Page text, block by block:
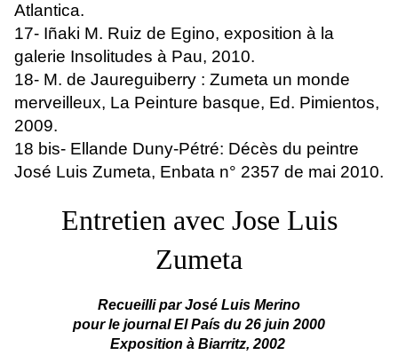
Atlantica.
17- Iñaki M. Ruiz de Egino, exposition à la
galerie Insolitudes à Pau, 2010.
18- M. de Jaureguiberry : Zumeta un monde
merveilleux, La Peinture basque, Ed. Pimientos,
2009.
18 bis- Ellande Duny-Pétré: Décès du peintre
José Luis Zumeta, Enbata n° 2357 de mai 2010.
Entretien avec Jose Luis
Zumeta
Recueilli par José Luis Merino
pour le journal El País du 26 juin 2000
Exposition à Biarritz, 2002